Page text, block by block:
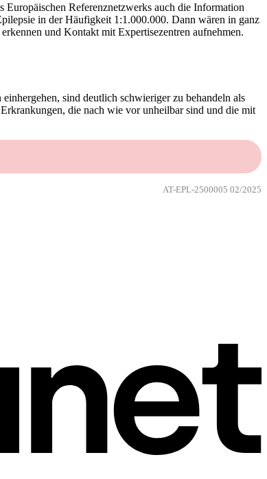
Referenznetzwerks auch die Information
in der Häufigkeit 1:1.000.000. Dann wären in ganz
und Kontakt mit Expertisezentren aufnehmen.
sind deutlich schwieriger zu behandeln als
die nach wie vor unheilbar sind und die mit
AT-EPL-2500005 02/2025